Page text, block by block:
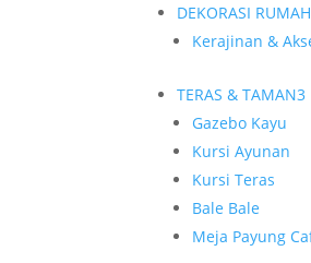
DEKORASI RUMAH
Kerajinan &
TERAS & TAMAN3
Gazebo Kayu
Kursi Ayunan
Kursi Teras
Bale Bale
Meja Payung